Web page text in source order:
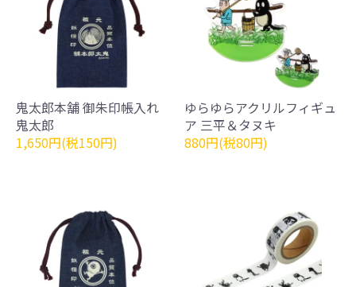
鬼太郎本舗 御朱印帳入れ
鬼太郎
1,650円(税150円)
ゆらゆらアクリルフィギュ
ア 三平＆タヌキ
880円(税80円)